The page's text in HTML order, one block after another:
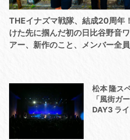
THEイナズマ戦隊、結成20周年
けた先に掴んだ初の日比谷野音
アー、新作のこと、メンバー全
松本 隆ス
「風街ガ
DAY3 ラ